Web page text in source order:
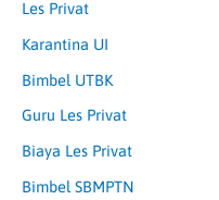
Les Privat
Karantina UI
Bimbel UTBK
Guru Les Privat
Biaya Les Privat
Bimbel SBMPTN